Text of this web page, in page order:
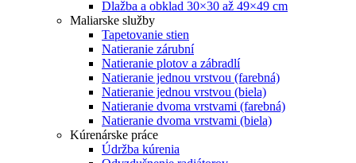
Dlažba a obklad 30×30 až 49×49 cm
Maliarske služby
Tapetovanie stien
Natieranie zárubní
Natieranie plotov a zábradlí
Natieranie jednou vrstvou (farebná)
Natieranie jednou vrstvou (biela)
Natieranie dvoma vrstvami (farebná)
Natieranie dvoma vrstvami (biela)
Kúrenárske práce
Údržba kúrenia